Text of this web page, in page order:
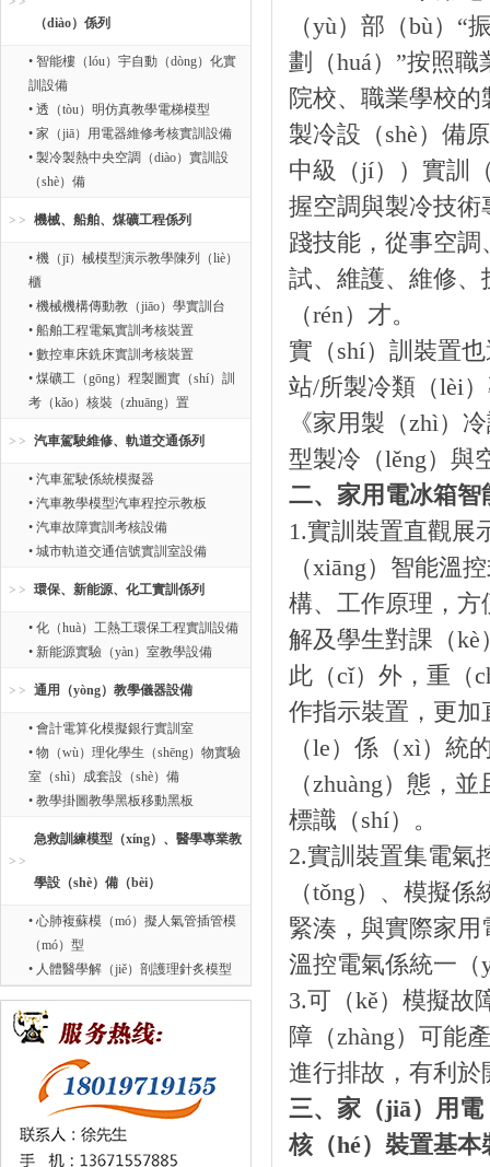
（diào）係列
• 智能樓（lóu）宇自動（dòng）化實
訓設備
• 透（tòu）明仿真教學電梯模型
• 家（jiā）用電器維修考核實訓設備
• 製冷製熱中央空調（diào）實訓設
（shè）備
機械、船舶、煤礦工程係列
• 機（jī）械模型演示教學陳列（liè）
櫃
• 機械機構傳動教（jiāo）學實訓台
• 船舶工程電氣實訓考核裝置
• 數控車床銑床實訓考核裝置
• 煤礦工（gōng）程製圖實（shí）訓
考（kǎo）核裝（zhuāng）置
汽車駕駛維修、軌道交通係列
• 汽車駕駛係統模擬器
• 汽車教學模型汽車程控示教板
• 汽車故障實訓考核設備
• 城市軌道交通信號實訓室設備
環保、新能源、化工實訓係列
• 化（huà）工熱工環保工程實訓設備
• 新能源實驗（yàn）室教學設備
通用（yòng）教學儀器設備
• 會計電算化模擬銀行實訓室
• 物（wù）理化學生（shēng）物實驗
室（shì）成套設（shè）備
• 教學掛圖教學黑板移動黑板
急救訓練模型（xíng）、醫學專業教
學設（shè）備（bèi）
• 心肺複蘇模（mó）擬人氣管插管模
（mó）型
• 人體醫學解（jiě）剖護理針炙模型
（yù）部（bù）
劃（huá）”按照
院校、職業學校
製冷設（shè）備
中級（jí））實訓
握空調與製冷技術
踐技能，從事空
試、維護、維修、
（rén）才。
實（shí）訓裝置
站/所製冷類（lèi
《家用製（zhì）
型製冷（lěng）與
二、家用電冰箱智
1.實訓裝置直觀展
（xiāng）智能溫
構、工作原理，方
解及學生對課（
此（cǐ）外，重（
作指示裝置，更加
（le）係（xì）統
（zhuàng）態，
標識（shí）。
2.實訓裝置集電氣
（tǒng）、模擬
緊湊，與實際家用
溫控電氣係統一（
3.可（kě）模擬故
障（zhàng）可能
進行排故，有利於
三、家（jiā）用電
核（hé）裝置基本